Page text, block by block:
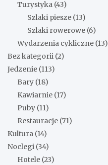
Turystyka (43)
Szlaki piesze (13)
Szlaki rowerowe (6)
Wydarzenia cykliczne (13)
Bez kategorii (2)
Jedzenie (113)
Bary (18)
Kawiarnie (17)
Puby (11)
Restauracje (71)
Kultura (14)
Noclegi (34)
Hotele (23)